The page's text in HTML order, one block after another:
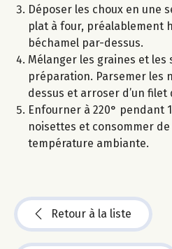
Déposer les choux en une
plat à four, préalablement
béchamel par-dessus.
Mélanger les graines et les
préparation. Parsemer les
dessus et arroser d’un filet
Enfourner à 220° pendant
noisettes et consommer
température ambiante.
Retour à la liste